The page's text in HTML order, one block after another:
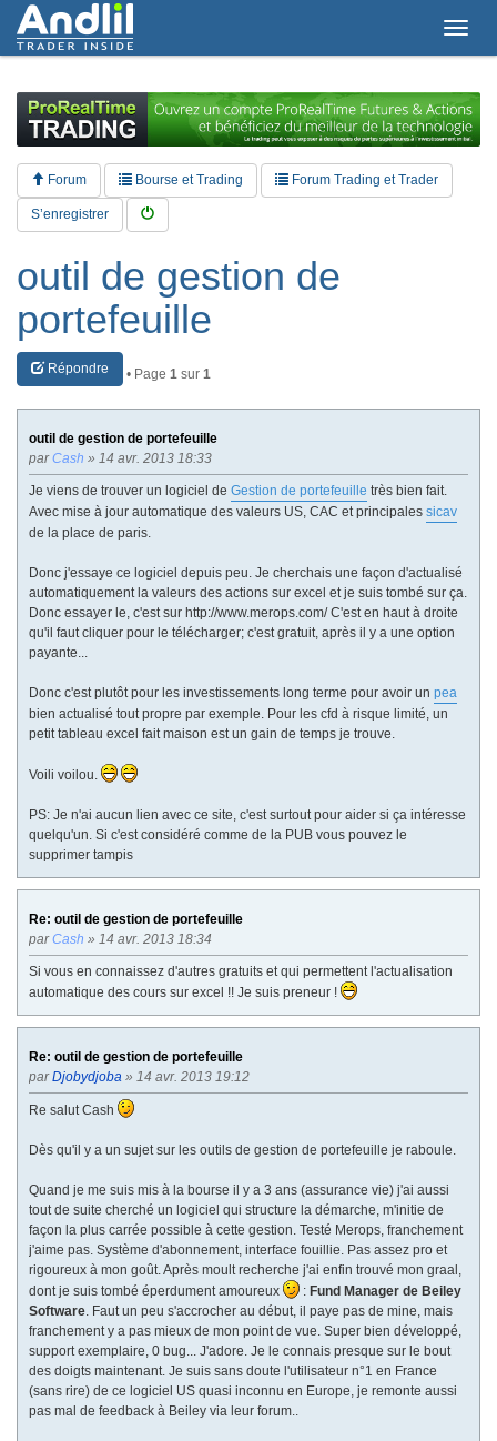
T
g
l
e
n
Forum Bourse et Trading Forum Trading et Trader
S’enregistrer
outil de gestion de
portefeuille
Répondre • Page 1 sur 1
outil de gestion de portefeuille
parCash » 14 avr. 2013 18:33
Je viens de trouver un logiciel de Gestion de portefeuille très bien fait.
Avec mise à jour automatique des valeurs US, CAC et principales sicav
de la place de paris.
Donc j'essaye ce logiciel depuis peu. Je cherchais une façon d'actualisé
automatiquement la valeurs des actions sur excel et je suis tombé sur ça.
Donc essayer le, c'est sur http://www.merops.com/ C'est en haut à droite
qu'il faut cliquer pour le télécharger; c'est gratuit, après il y a une option
payante...
Donc c'est plutôt pour les investissements long terme pour avoir un pea
bien actualisé tout propre par exemple. Pour les cfd à risque limité, un
petit tableau excel fait maison est un gain de temps je trouve.
Voili voilou.
PS: Je n'ai aucun lien avec ce site, c'est surtout pour aider si ça intéresse
quelqu'un. Si c'est considéré comme de la PUB vous pouvez le
supprimer tampis
Re: outil de gestion de portefeuille
parCash » 14 avr. 2013 18:34
Si vous en connaissez d'autres gratuits et qui permettent l'actualisation
automatique des cours sur excel !! Je suis preneur !
Re: outil de gestion de portefeuille
parDjobydjoba » 14 avr. 2013 19:12
Re salut Cash
Dès qu'il y a un sujet sur les outils de gestion de portefeuille je raboule.
Quand je me suis mis à la bourse il y a 3 ans (assurance vie) j'ai aussi
tout de suite cherché un logiciel qui structure la démarche, m'initie de
façon la plus carrée possible à cette gestion. Testé Merops, franchement
j'aime pas. Système d'abonnement, interface fouillie. Pas assez pro et
rigoureux à mon goût. Après moult recherche j'ai enfin trouvé mon graal,
dont je suis tombé éperdument amoureux
: Fund Manager de Beiley
Software. Faut un peu s'accrocher au début, il paye pas de mine, mais
franchement y a pas mieux de mon point de vue. Super bien développé,
support exemplaire, 0 bug... J'adore. Je le connais presque sur le bout
des doigts maintenant. Je suis sans doute l'utilisateur n°1 en France
(sans rire) de ce logiciel US quasi inconnu en Europe, je remonte aussi
pas mal de feedback à Beiley via leur forum..